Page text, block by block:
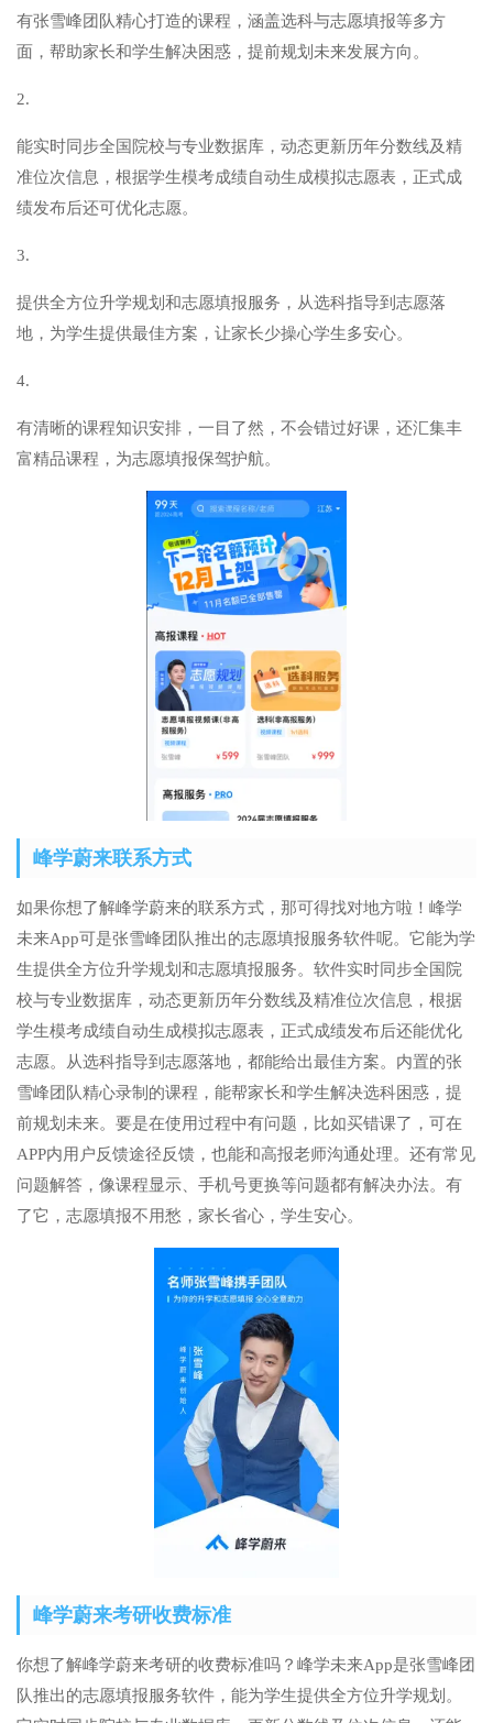
有张雪峰团队精心打造的课程，涵盖选科与志愿填报等多方
面，帮助家长和学生解决困惑，提前规划未来发展方向。
2.
能实时同步全国院校与专业数据库，动态更新历年分数线及精
准位次信息，根据学生模考成绩自动生成模拟志愿表，正式成
绩发布后还可优化志愿。
3.
提供全方位升学规划和志愿填报服务，从选科指导到志愿落
地，为学生提供最佳方案，让家长少操心学生多安心。
4.
有清晰的课程知识安排，一目了然，不会错过好课，还汇集丰
富精品课程，为志愿填报保驾护航。
峰学蔚来联系方式
如果你想了解峰学蔚来的联系方式，那可得找对地方啦！峰学
未来App可是张雪峰团队推出的志愿填报服务软件呢。它能为学
生提供全方位升学规划和志愿填报服务。软件实时同步全国院
校与专业数据库，动态更新历年分数线及精准位次信息，根据
学生模考成绩自动生成模拟志愿表，正式成绩发布后还能优化
志愿。从选科指导到志愿落地，都能给出最佳方案。内置的张
雪峰团队精心录制的课程，能帮家长和学生解决选科困惑，提
前规划未来。要是在使用过程中有问题，比如买错课了，可在
APP内用户反馈途径反馈，也能和高报老师沟通处理。还有常见
问题解答，像课程显示、手机号更换等问题都有解决办法。有
了它，志愿填报不用愁，家长省心，学生安心。
峰学蔚来考研收费标准
你想了解峰学蔚来考研的收费标准吗？峰学未来App是张雪峰团
队推出的志愿填报服务软件，能为学生提供全方位升学规划。